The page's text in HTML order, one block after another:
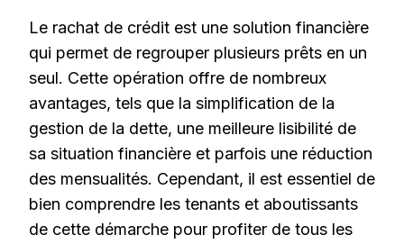
Le rachat de crédit est une solution financière
qui permet de regrouper plusieurs prêts en un
seul. Cette opération offre de nombreux
avantages, tels que la simplification de la
gestion de la dette, une meilleure lisibilité de
sa situation financière et parfois une réduction
des mensualités. Cependant, il est essentiel de
bien comprendre les tenants et aboutissants
de cette démarche pour profiter de tous les